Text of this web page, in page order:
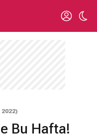
Bu Hafta!